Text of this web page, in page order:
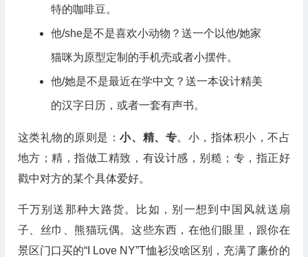
特的咖啡豆。
他/she是不是喜欢小动物？送一个以他/她家
猫咪为原型定制的手机壳或者小摆件。
他/她是不是最近在学中文？送一本设计精美
的汉字日历，或者一套有声书。
这类礼物的原则是：小、精、专。小，指体积小，不占
地方；精，指做工精致，有设计感，别糙；专，指正好
戳中对方的某个具体爱好。
千万别送那种大路货。比如，别一想到中国风就送扇
子、丝巾、熊猫玩偶。这些东西，在他们眼里，跟你在
景区门口买的“I Love NY”T恤衫没啥区别，充满了廉价的